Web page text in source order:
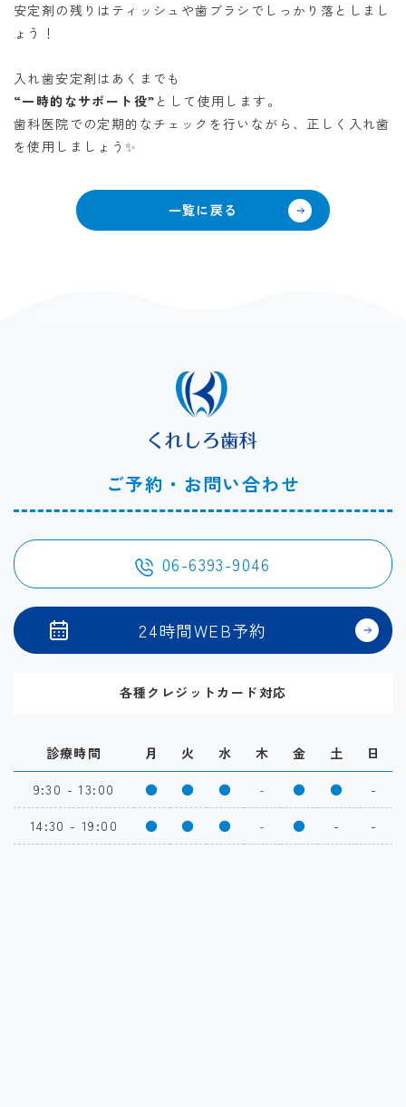
安定剤の残りはティッシュや歯ブラシでしっかり落としまし
ょう！
入れ歯安定剤はあくまでも
“一時的なサポート役” として使用します。
歯科医院での定期的なチェックを行いながら、正しく入れ歯
を使用しましょう✨
一覧に戻る
ご予約・お問い合わせ
06-6393-9046
24時間WEB予約
各種クレジットカード対応
診療時間 月 火 水 木 金 土
日
9:30 - 13:00
● ● ● - ● ●
-
14:30 - 19:00
● ● ● - ● - -